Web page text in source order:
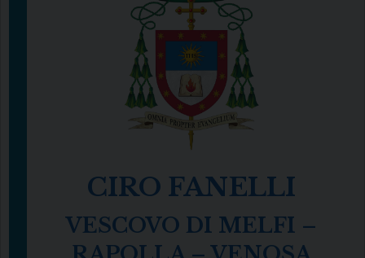
CIRO FANELLI
VESCOVO DI MELFI –